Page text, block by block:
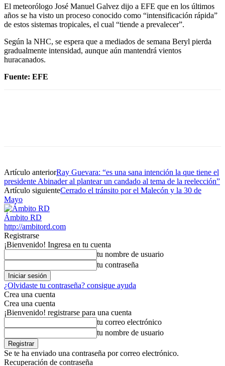
El meteorólogo José Manuel Galvez dijo a EFE que en los últimos
años se ha visto un proceso conocido como “intensificación rápida”
de estos sistemas tropicales, el cual “tiende a prevalecer”.
Según la NHC, se espera que a mediados de semana Beryl pierda
gradualmente intensidad, aunque aún mantendrá vientos
huracanados.
Fuente: EFE
Artículo anteriorRay Guevara: “es una sana intención la que tiene el
presidente Abinader al plantear un candado al tema de la reelección”
Artículo siguienteCerrado el tránsito por el Malecón y la 30 de
Mayo
Ámbito RD
http://ambitord.com
Registrarse
¡Bienvenido! Ingresa en tu cuenta
tu nombre de usuario
tu contraseña
¿Olvidaste tu contraseña? consigue ayuda
Crea una cuenta
Crea una cuenta
¡Bienvenido! registrarse para una cuenta
tu correo electrónico
tu nombre de usuario
Se te ha enviado una contraseña por correo electrónico.
Recuperación de contraseña